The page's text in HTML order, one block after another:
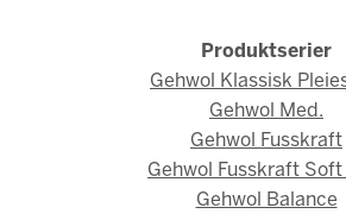
Produktserier
Gehwol Klassisk
Gehwol Med.
Gehwol Fusskraft
Gehwol Fusskraft Soft
Gehwol Balance